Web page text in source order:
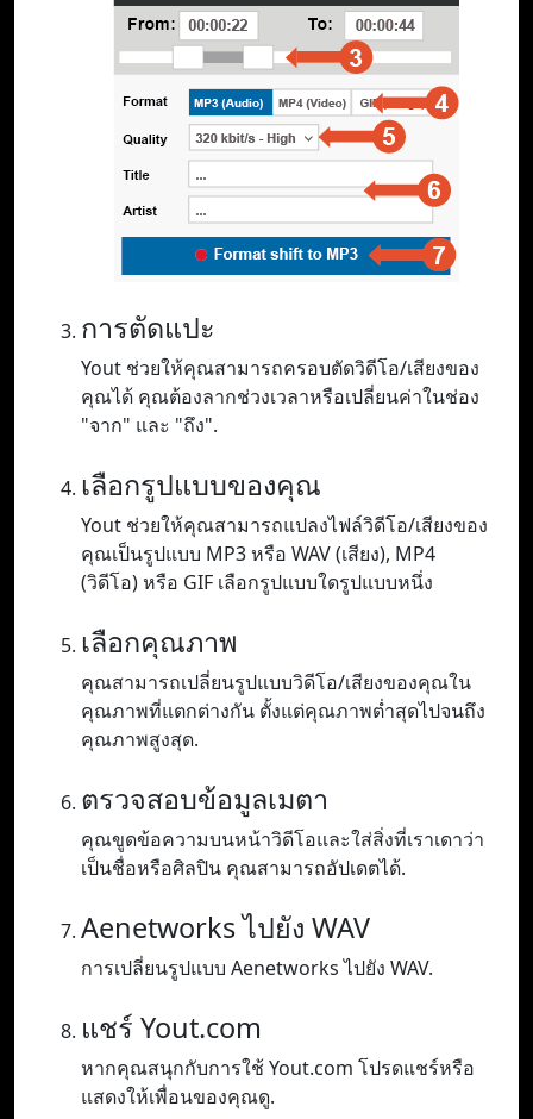
การตัดแปะ
Yout ช่วยให้คุณสามารถครอบตัดวิดีโอ/เสียงของ
คุณได้ คุณต้องลากช่วงเวลาหรือเปลี่ยนค่าในช่อง
"จาก" และ "ถึง".
เลือกรูปแบบของคุณ
Yout ช่วยให้คุณสามารถแปลงไฟล์วิดีโอ/เสียงของ
คุณเป็นรูปแบบ MP3 หรือ WAV (เสียง), MP4
(วิดีโอ) หรือ GIF เลือกรูปแบบใดรูปแบบหนึ่ง
เลือกคุณภาพ
คุณสามารถเปลี่ยนรูปแบบวิดีโอ/เสียงของคุณใน
คุณภาพที่แตกต่างกัน ตั้งแต่คุณภาพต่ำสุดไปจนถึง
คุณภาพสูงสุด.
ตรวจสอบข้อมูลเมตา
คุณขูดข้อความบนหน้าวิดีโอและใส่สิ่งที่เราเดาว่า
เป็นชื่อหรือศิลปิน คุณสามารถอัปเดตได้.
Aenetworks ไปยัง WAV
การเปลี่ยนรูปแบบ Aenetworks ไปยัง WAV.
แชร์ Yout.com
หากคุณสนุกกับการใช้ Yout.com โปรดแชร์หรือ
แสดงให้เพื่อนของคุณดู.